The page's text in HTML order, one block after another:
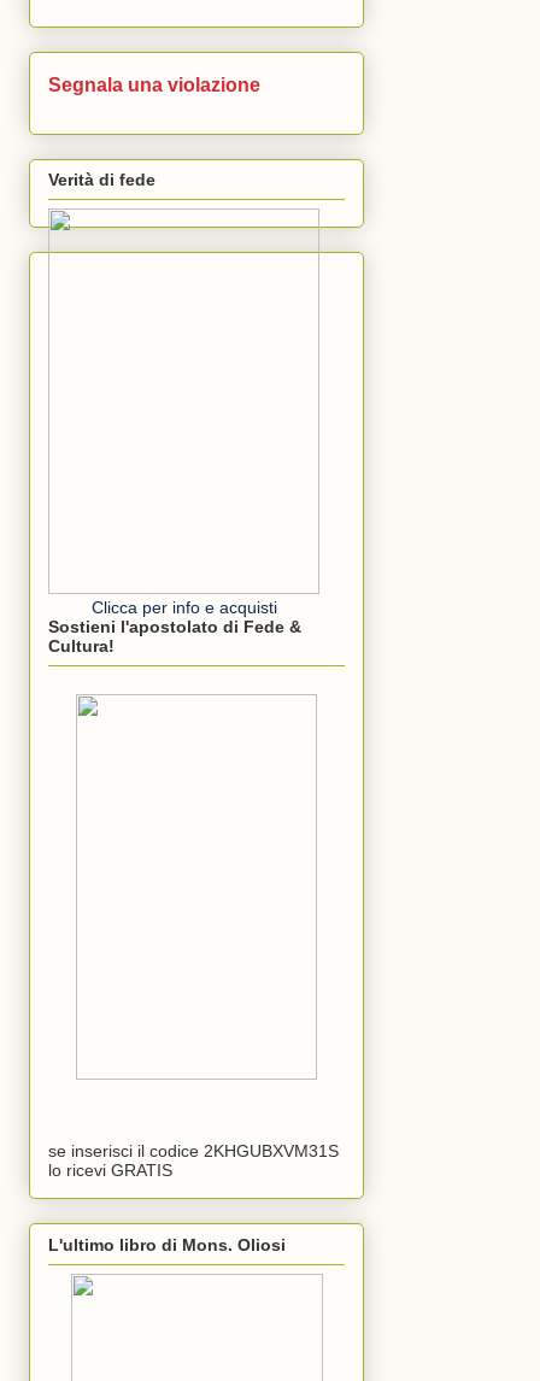
Segnala una violazione
Verità di fede
Clicca per info e acquisti
Sostieni l'apostolato di Fede &
Cultura!
se inserisci il codice 2KHGUBXVM31S
lo ricevi GRATIS
L'ultimo libro di Mons. Oliosi